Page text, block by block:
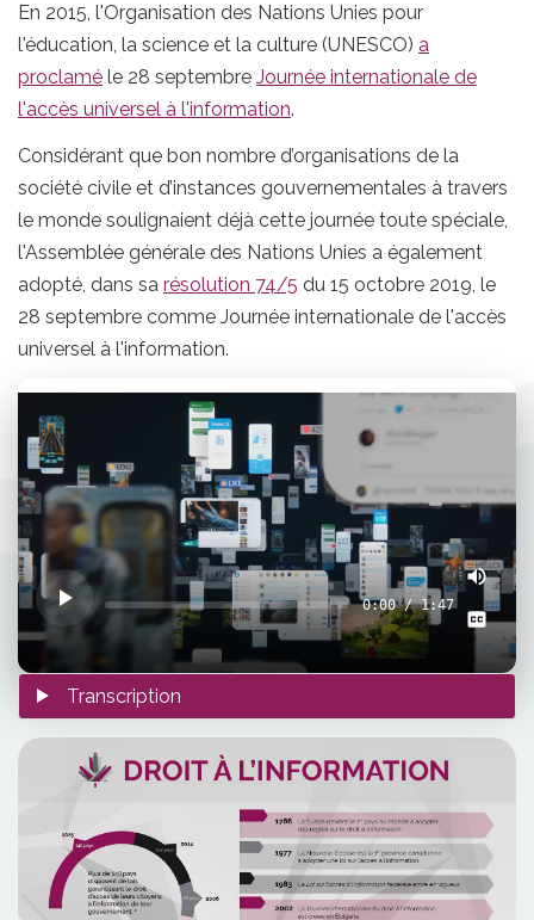
En 2015, l'Organisation des Nations Unies pour
l'éducation, la science et la culture (UNESCO) a
proclamé le 28 septembre Journée internationale de
l'accès universel à l'information.
Considérant que bon nombre d’organisations de la
société civile et d’instances gouvernementales à travers
le monde soulignaient déjà cette journée toute spéciale,
l'Assemblée générale des Nations Unies a également
adopté, dans sa résolution 74/5 du 15 octobre 2019, le
28 septembre comme Journée internationale de l'accès
universel à l'information.
0:00 / 1:47